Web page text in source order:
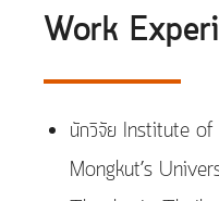
Work
นักวิจัย Institute
Mongkut’s